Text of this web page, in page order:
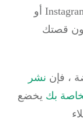
حساس مع المجتمعات على Facebook أو Instagram أو
قصتك
فإننشر
بك يخضع